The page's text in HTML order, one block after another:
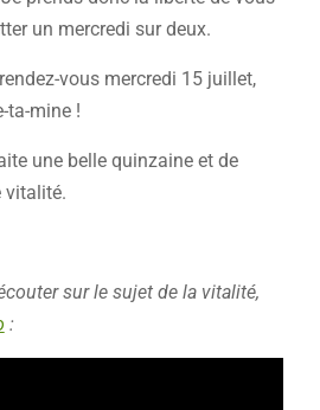
un mercredi sur deux.
vous mercredi 15 juillet,
ta-mine !
une belle quinzaine et de
vitalité.
sur le sujet de la vitalité,
: